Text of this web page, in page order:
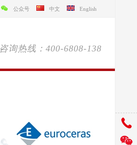
公众号 中文 English
咨询热线：400-6808-138